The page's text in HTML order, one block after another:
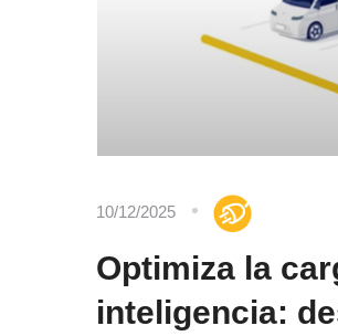
10/12/2025
Optimiza la
inteligencia: